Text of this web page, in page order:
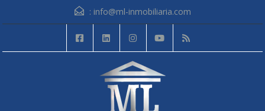
: info@ml-inmobiliaria.com